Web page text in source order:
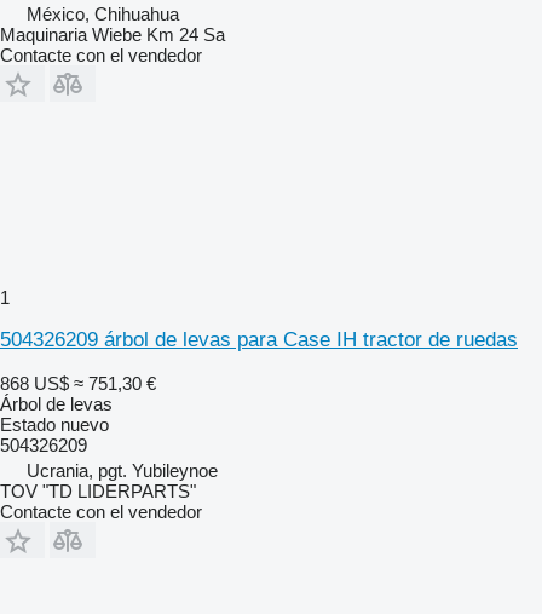
México, Chihuahua
Maquinaria Wiebe Km 24 Sa
Contacte con el vendedor
1
504326209 árbol de levas para Case IH tractor de ruedas
868 US$ ≈ 751,30 €
Árbol de levas
Estado nuevo
504326209
Ucrania, pgt. Yubileynoe
TOV "TD LIDERPARTS"
Contacte con el vendedor